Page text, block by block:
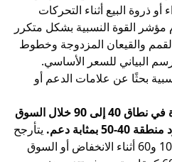
ذروة البيع أثناء التحركات
مؤشر القوة النسبية بشكل متكرر
والقيعان المزدوجة وخطوط
البياني للسعر الأساسي.
بحثًا عن علامات الدعم أو
يبقى مؤشر القوة النسبية عادة في نطاق 40 إلى 90 خلال السوق
دعم.
يتأرجح
مؤشر القوة النسبية عادة بين 10 و60 أثناء الانخفاض أو السوق